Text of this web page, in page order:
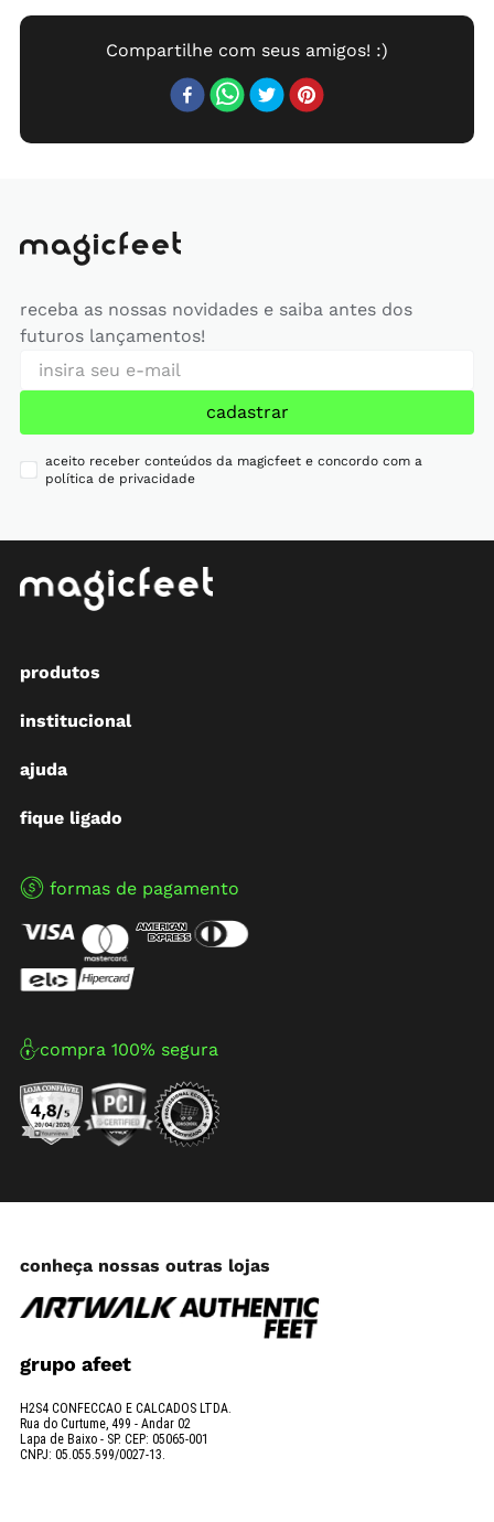
receba as nossas novidades e saiba antes dos
futuros lançamentos!
cadastrar
aceito receber conteúdos da magicfeet e concordo com a
política de privacidade
produtos
institucional
ajuda
fique ligado
formas de pagamento
compra 100% segura
conheça nossas outras lojas
grupo afeet
H2S4 CONFECCAO E CALCADOS LTDA.
Rua do Curtume, 499 - Andar 02
Lapa de Baixo - SP. CEP: 05065-001
CNPJ: 05.055.599/0027-13.